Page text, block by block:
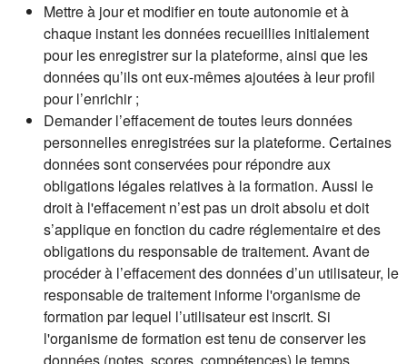
Mettre à jour et modifier en toute autonomie et à
chaque instant les données recueillies initialement
pour les enregistrer sur la plateforme, ainsi que les
données qu’ils ont eux-mêmes ajoutées à leur profil
pour l’enrichir ;
Demander l’effacement de toutes leurs données
personnelles enregistrées sur la plateforme. Certaines
données sont conservées pour répondre aux
obligations légales relatives à la formation. Aussi le
droit à l'effacement n’est pas un droit absolu et doit
s’applique en fonction du cadre réglementaire et des
obligations du responsable de traitement. Avant de
procéder à l’effacement des données d’un utilisateur, le
responsable de traitement informe l'organisme de
formation par lequel l’utilisateur est inscrit. Si
l'organisme de formation est tenu de conserver les